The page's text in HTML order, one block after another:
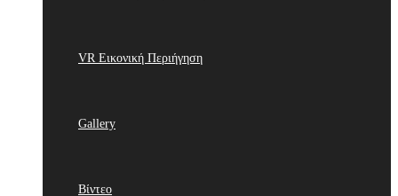
VR Εικονική Περιήγηση
Gallery
Βίντεο